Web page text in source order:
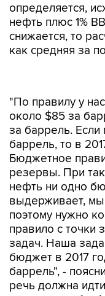
определяется,
нефть плюс 1%
снижается, то
как средняя за
за баррель.
баррель, то в
Бюджетное
резервы. При
нефть ни одно
выдерживает,
поэтому нужно
правило с точки
задач. Наша
бюджет в 2017
баррель", -
речь должна
правила, чтобы